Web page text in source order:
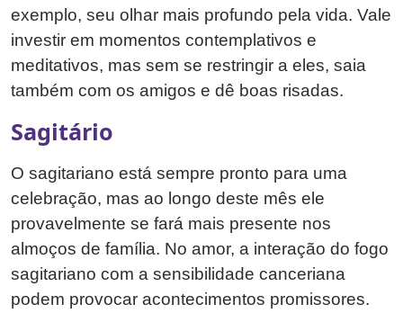
exemplo, seu olhar mais profundo pela vida. Vale
investir em momentos contemplativos e
meditativos, mas sem se restringir a eles, saia
também com os amigos e dê boas risadas.
Sagitário
O sagitariano está sempre pronto para uma
celebração, mas ao longo deste mês ele
provavelmente se fará mais presente nos
almoços de família. No amor, a interação do fogo
sagitariano com a sensibilidade canceriana
podem provocar acontecimentos promissores.